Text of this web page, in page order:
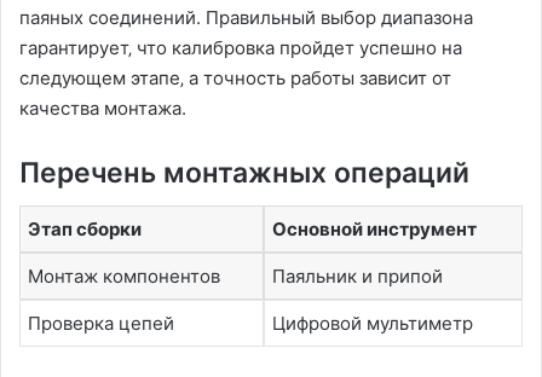
паяных соединений. Правильный выбор диапазона
гарантирует‚ что калибровка пройдет успешно на
следующем этапе‚ а точность работы зависит от
качества монтажа.
Перечень монтажных операций
Этап сборки Основной инструмент
Монтаж компонентов Паяльник и припой
Проверка цепей Цифровой мультиметр